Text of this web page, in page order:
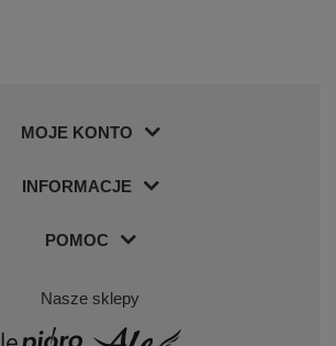
MOJE KONTO
INFORMACJE
POMOC
Nasze sklepy